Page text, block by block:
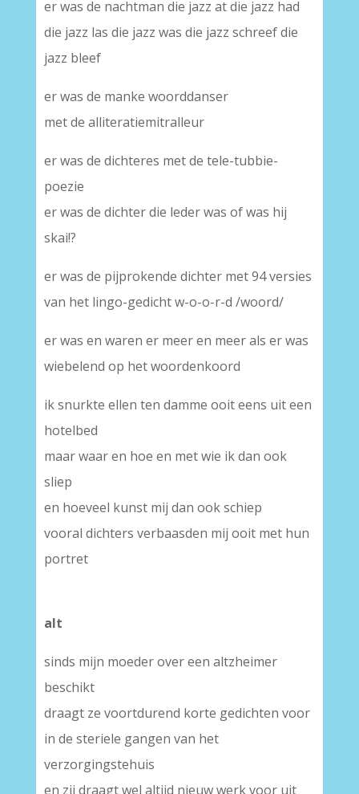
er was de nachtman die jazz at die jazz had
die jazz las die jazz was die jazz schreef die
jazz bleef
er was de manke woorddanser
met de alliteratiemitralleur
er was de dichteres met de tele-tubbie-
poezie
er was de dichter die leder was of was hij
skai!?
er was de pijprokende dichter met 94 versies
van het lingo-gedicht w-o-o-r-d /woord/
er was en waren er meer en meer als er was
wiebelend op het woordenkoord
ik snurkte ellen ten damme ooit eens uit een
hotelbed
maar waar en hoe en met wie ik dan ook
sliep
en hoeveel kunst mij dan ook schiep
vooral dichters verbaasden mij ooit met hun
portret
alt
sinds mijn moeder over een altzheimer
beschikt
draagt ze voortdurend korte gedichten voor
in de steriele gangen van het
verzorgingstehuis
en zij draagt wel altijd nieuw werk voor uit